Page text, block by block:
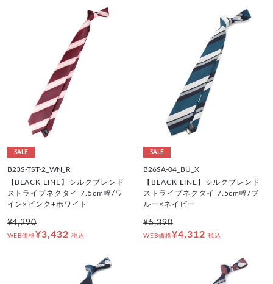
SALE
B23S-TST-2_WN_R
【BLACK LINE】シルクブレンド
ストライプネクタイ 7.5cm幅/ワ
イン×ピンク+ホワイト
¥4,290
WEB価格¥3,432 税込
SALE
B26SA-04_BU_X
【BLACK LINE】シルクブレンド
ストライプネクタイ 7.5cm幅/ブ
ルー×ネイビー
¥5,390
WEB価格¥4,312 税込